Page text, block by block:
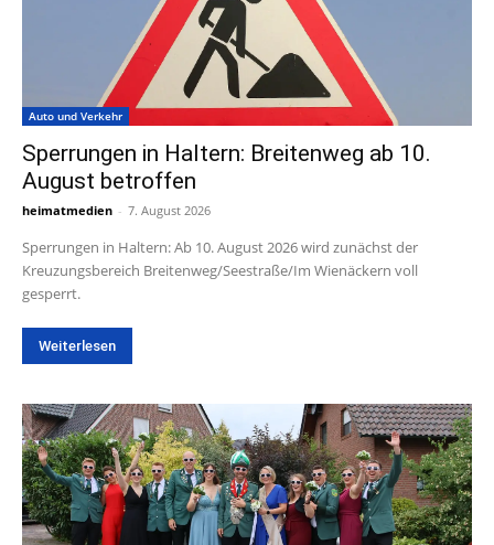
Auto und Verkehr
Sperrungen in Haltern: Breitenweg ab 10.
August betroffen
heimatmedien - 7. August 2026
Sperrungen in Haltern: Ab 10. August 2026 wird zunächst der
Kreuzungsbereich Breitenweg/Seestraße/Im Wienäckern voll
gesperrt.
Weiterlesen